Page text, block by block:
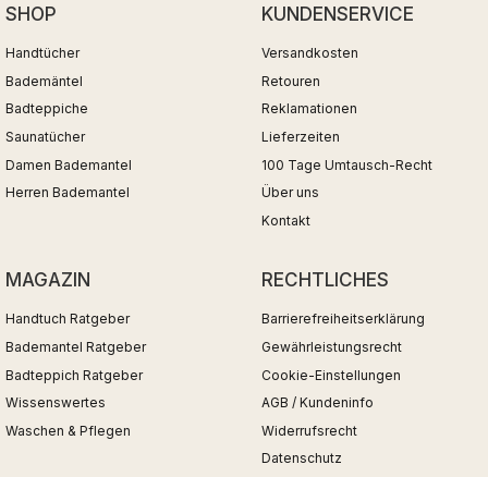
SHOP
Handtücher
Bademäntel
Badteppiche
Saunatücher
Damen Bademantel
Herren Bademantel
KUNDENSERVICE
Versandkosten
Retouren
Reklamationen
Lieferzeiten
100 Tage Umtausch-Recht
Über uns
Kontakt
MAGAZIN
Handtuch Ratgeber
Bademantel Ratgeber
Badteppich Ratgeber
Wissenswertes
Waschen & Pflegen
RECHTLICHES
Barrierefreiheitserklärung
Gewährleistungsrecht
Cookie-Einstellungen
AGB / Kundeninfo
Widerrufsrecht
Datenschutz